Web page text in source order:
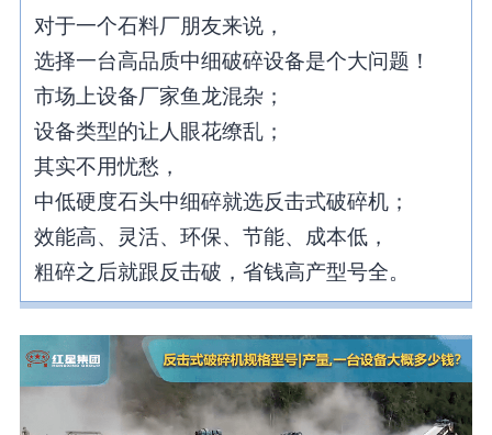
对于一个石料厂朋友来说，
选择一台高品质中细破碎设备是个大问题！
市场上设备厂家鱼龙混杂；
设备类型的让人眼花缭乱；
其实不用忧愁，
中低硬度石头中细碎就选反击式破碎机；
效能高、灵活、环保、节能、成本低，
粗碎之后就跟反击破，省钱高产型号全。